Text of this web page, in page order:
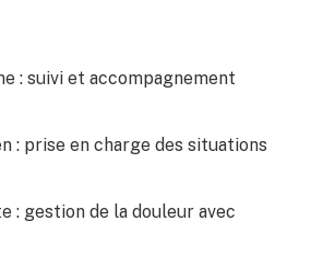
: suivi et accompagnement
: prise en charge des situations
: gestion de la douleur avec